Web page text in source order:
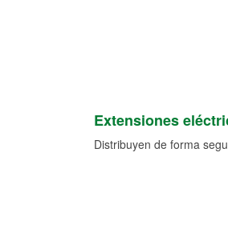
Extensiones
Distribuyen de forma